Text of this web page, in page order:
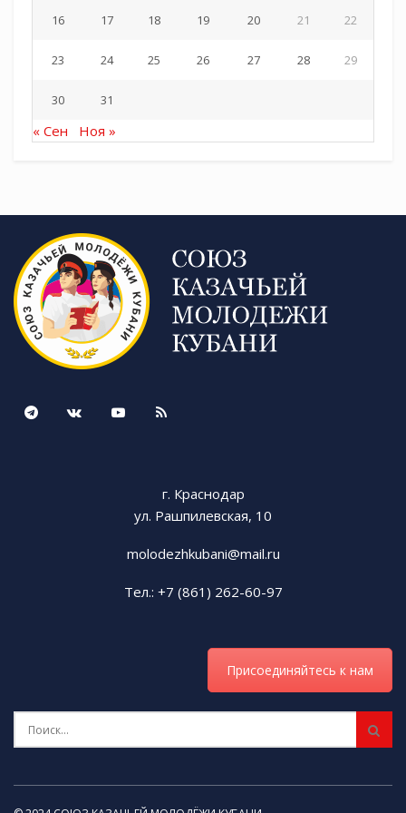
16 17 18 19 20 21 22
23 24 25 26 27 28 29
30 31
« Сен Ноя »
г. Краснодар
ул. Рашпилевская, 10
molodezhkubani@mail.ru
Тел.: +7 (861) 262-60-97
Присоединяйтесь к нам